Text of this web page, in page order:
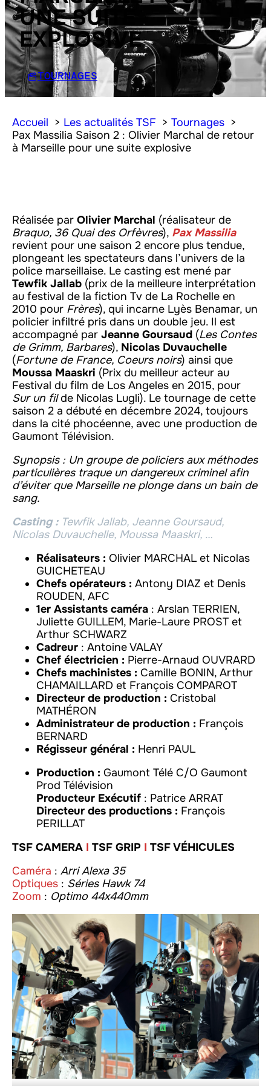
UNE SUITE
EXPLOSIVE
TOURNAGES
Accueil Les actualités TSF
Tournages
Pax Massilia Saison 2 : Olivier Marchal de retour
à Marseille pour une suite explosive
Réalisée par Olivier Marchal (réalisateur de
Braquo, 36 Quai des Orfèvres), Pax Massilia
revient pour une saison 2 encore plus tendue,
plongeant les spectateurs dans l’univers de la
police marseillaise. Le casting est mené par
Tewfik Jallab (prix de la meilleure interprétation
au festival de la fiction Tv de La Rochelle en
2010 pour Frères), qui incarne Lyès Benamar, un
policier infiltré pris dans un double jeu. Il est
accompagné par Jeanne Goursaud (Les Contes
de Grimm, Barbares), Nicolas Duvauchelle
(Fortune de France, Coeurs noirs) ainsi que
Moussa Maaskri (Prix du meilleur acteur au
Festival du film de Los Angeles en 2015, pour
Sur un filde Nicolas Lugli). Le tournage de cette
saison 2 a débuté en décembre 2024, toujours
dans la cité phocéenne, avec une production de
Gaumont Télévision.
Synopsis : Un groupe de policiers aux méthodes
particulières traque un dangereux criminel afin
d’éviter que Marseille ne plonge dans un bain de
sang.
Casting : Tewfik Jallab, Jeanne Goursaud,
Nicolas Duvauchelle, Moussa Maaskri, …
Réalisateurs : Olivier MARCHAL et Nicolas
GUICHETEAU
Chefs opérateurs : Antony DIAZ et Denis
ROUDEN, AFC
1er Assistants caméra : Arslan TERRIEN,
Juliette GUILLEM, Marie-Laure PROST et
Arthur SCHWARZ
Cadreur : Antoine VALAY
Chef électricien : Pierre-Arnaud OUVRARD
Chefs machinistes : Camille BONIN, Arthur
CHAMAILLARD et François COMPAROT
Directeur de production : Cristobal
MATHÉRON
Administrateur de production : François
BERNARD
Régisseur général : Henri PAUL
Production : Gaumont Télé C/O Gaumont
Prod Télévision
Producteur Exécutif : Patrice ARRAT
Directeur des productions : François
PERILLAT
TSF CAMERA I TSF GRIP I TSF VÉHICULES
Caméra : Arri Alexa 35
Optiques : Séries Hawk 74
Zoom : Optimo 44x440mm